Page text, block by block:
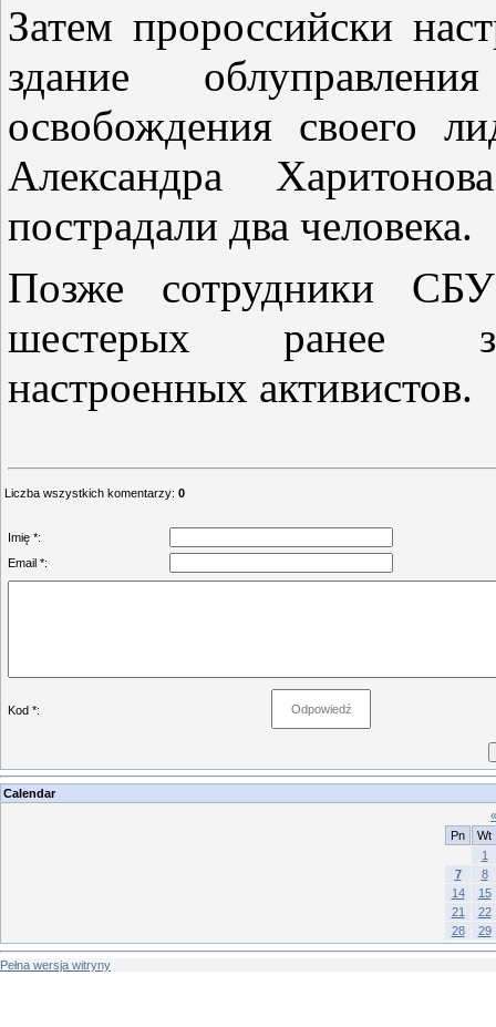
Затем пророссийски
здание
освобождения своего
Александра
пострадали два человека.
Позже сотрудники
шестерых ранее
настроенных активистов.
Liczba wszystkich komentarzy: 0
Imię *:
Email *:
Kod *:
Calendar
«
Pn
Wt
1
7
8
14
15
21
22
28
29
Pełna wersja witryny